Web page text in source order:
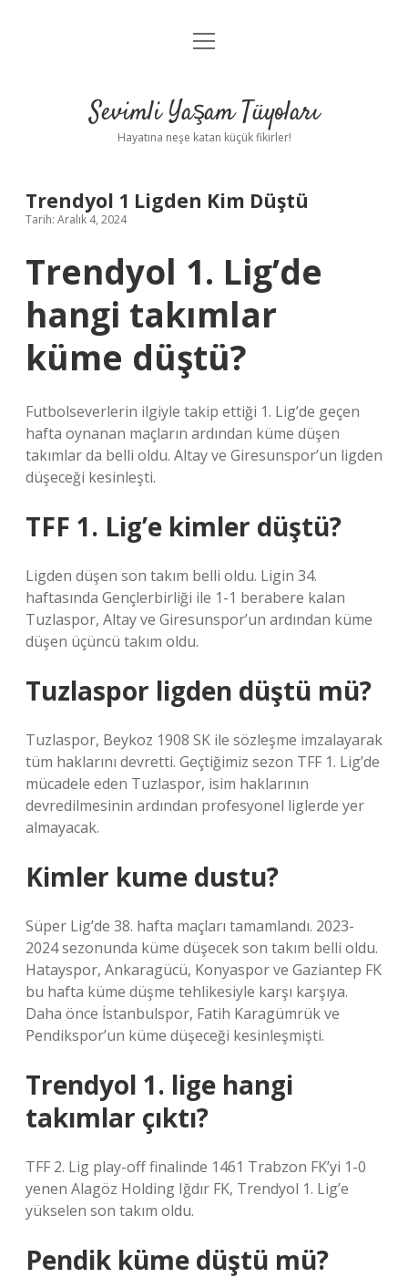
Anasayfa
Yasal Uyarı
menüyü
Sevimli Yaşam Tüyoları
Hayatına neşe katan küçük fikirler!
Trendyol 1 Ligden Kim Düştü
Tarih: Aralık 4, 2024
Trendyol 1. Lig’de
hangi takımlar
küme düştü?
Futbolseverlerin ilgiyle takip ettiği 1. Lig’de geçen
hafta oynanan maçların ardından küme düşen
takımlar da belli oldu. Altay ve Giresunspor’un ligden
düşeceği kesinleşti.
TFF 1. Lig’e kimler düştü?
Ligden düşen son takım belli oldu. Ligin 34.
haftasında Gençlerbirliği ile 1-1 berabere kalan
Tuzlaspor, Altay ve Giresunspor’un ardından küme
düşen üçüncü takım oldu.
Tuzlaspor ligden düştü mü?
Tuzlaspor, Beykoz 1908 SK ile sözleşme imzalayarak
tüm haklarını devretti. Geçtiğimiz sezon TFF 1. Lig’de
mücadele eden Tuzlaspor, isim haklarının
devredilmesinin ardından profesyonel liglerde yer
almayacak.
Kimler kume dustu?
Süper Lig’de 38. hafta maçları tamamlandı. 2023-
2024 sezonunda küme düşecek son takım belli oldu.
Hatayspor, Ankaragücü, Konyaspor ve Gaziantep FK
bu hafta küme düşme tehlikesiyle karşı karşıya.
Daha önce İstanbulspor, Fatih Karagümrük ve
Pendikspor’un küme düşeceği kesinleşmişti.
Trendyol 1. lige hangi
takımlar çıktı?
TFF 2. Lig play-off finalinde 1461 Trabzon FK’yi 1-0
yenen Alagöz Holding Iğdır FK, Trendyol 1. Lig’e
yükselen son takım oldu.
Pendik küme düştü mü?